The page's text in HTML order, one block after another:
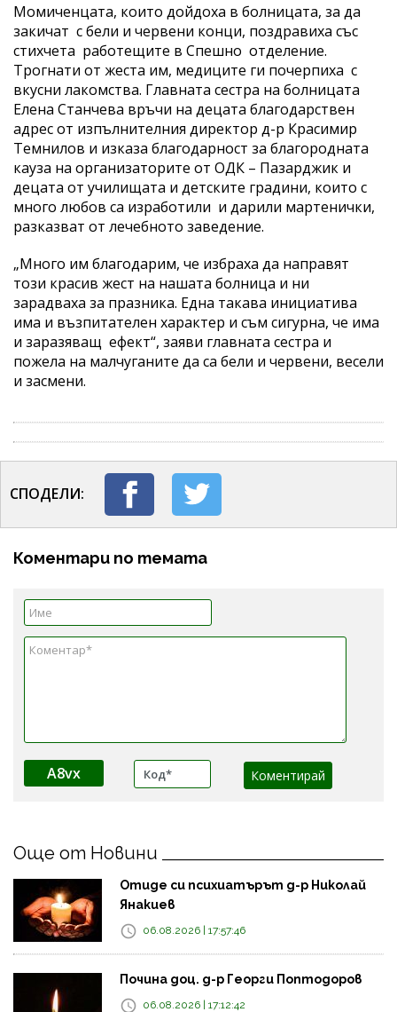
Момиченцата, които дойдоха в болницата, за да
закичат с бели и червени конци, поздравиха със
стихчета работещите в Спешно отделение.
Трогнати от жеста им, медиците ги почерпиха с
вкусни лакомства. Главната сестра на болницата
Елена Станчева връчи на децата благодарствен
адрес от изпълнителния директор д-р Красимир
Темнилов и изказа благодарност за благородната
кауза на организаторите от ОДК – Пазарджик и
децата от училищата и детските градини, които с
много любов са изработили и дарили мартенички,
разказват от лечебното заведение.
„Много им благодарим, че избраха да направят
този красив жест на нашата болница и ни
зарадваха за празника. Една такава инициатива
има и възпитателен характер и съм сигурна, че има
и заразяващ ефект“, заяви главната сестра и
пожела на малчуганите да са бели и червени, весели
и засмени.
СПОДЕЛИ:
Коментари по темата
A8vx
Още от Новини
Отиде си психиатърът д-р Николай
Янакиев
06.08.2026 | 17:57:46
Почина доц. д-р Георги Поптодоров
06.08.2026 | 17:12:42